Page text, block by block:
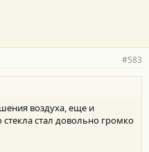
#583
воздуха, еще и
стал довольно громко